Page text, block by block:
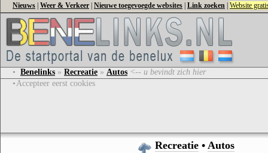
Nieuws Weer & Verkeer Nieuwe toegevoegde websites Link zoeken Website
• Benelinks » Recreatie » Autos <-- u bevindt zich hier
•Accepteer eerst cookies
Recreatie • Autos